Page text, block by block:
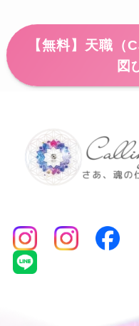
【無料】天職
図